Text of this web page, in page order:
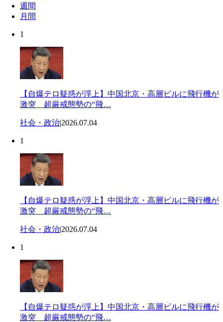
週間
月間
1
【自爆テロ疑惑が浮上】中国北京・高層ビルに飛行機が
激突 超厳戒態勢の“飛…
社会・政治|2026.07.04
1
【自爆テロ疑惑が浮上】中国北京・高層ビルに飛行機が
激突 超厳戒態勢の“飛…
社会・政治|2026.07.04
1
【自爆テロ疑惑が浮上】中国北京・高層ビルに飛行機が
激突 超厳戒態勢の“飛…